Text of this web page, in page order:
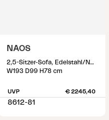
NAOS
2,5-Sitzer-Sofa, Edelstahl/Nearly black
W193 D99 H78 cm
UVP € 2245,40
8612-81